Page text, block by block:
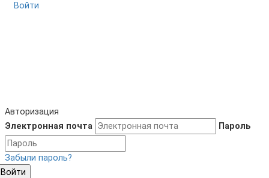
Войти
Авторизация
Электронная почта
Пароль
Забыли пароль?
Войти